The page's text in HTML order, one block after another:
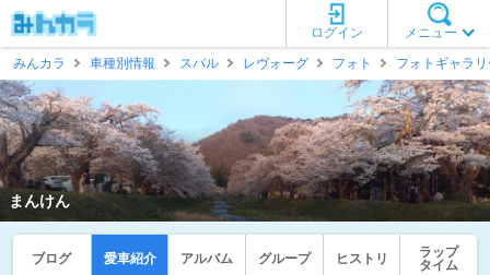
メニュー
ログイン
みんカラ
車種別情報 スバル レヴォーグ フォト フォトギャラ
まんけん
ブログ 愛車紹介 アルバム グループ ヒストリ
ラップ
タイム